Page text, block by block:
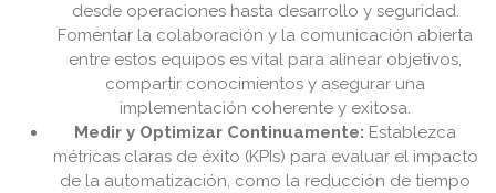
desde operaciones hasta desarrollo y seguridad.
Fomentar la colaboración y la comunicación abierta
entre estos equipos es vital para alinear objetivos,
compartir conocimientos y asegurar una
implementación coherente y exitosa.
Medir y Optimizar Continuamente: Establezca
métricas claras de éxito (KPIs) para evaluar el impacto
de la automatización, como la reducción de tiempo